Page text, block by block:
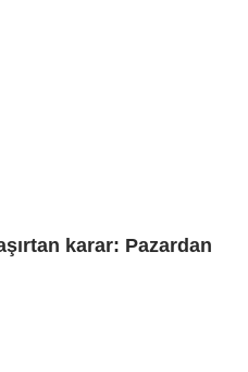
karar: Pazardan